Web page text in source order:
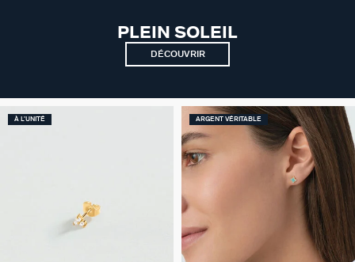
PLEIN SOLEIL
DÉCOUVRIR
À L'UNITÉ ARGENT VÉRITABLE